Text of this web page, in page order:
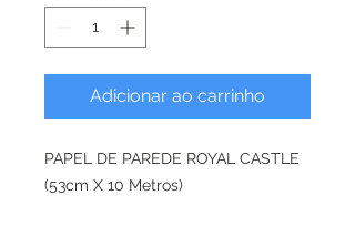
Adicionar ao carrinho
PAPEL DE PAREDE ROYAL CASTLE
(53cm X 10 Metros)